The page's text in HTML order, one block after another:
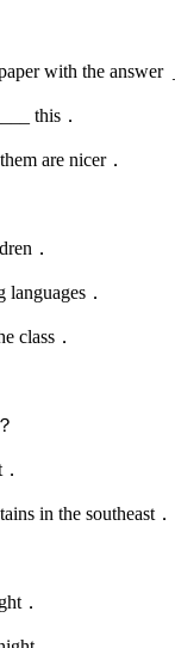
with the answer
this．
are nicer．
．
．
class．
in the southeast．
．